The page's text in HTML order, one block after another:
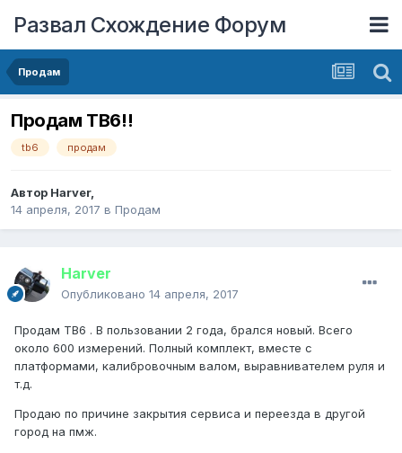
Развал Схождение Форум
Продам
Продам TB6!!
tb6 продам
Автор Harver,
14 апреля, 2017 в Продам
Harver
Опубликовано 14 апреля, 2017
Продам ТВ6 . В пользовании 2 года, брался новый. Всего
около 600 измерений. Полный комплект, вместе с
платформами, калибровочным валом, выравнивателем руля и
т.д.
Продаю по причине закрытия сервиса и переезда в другой
город на пмж.